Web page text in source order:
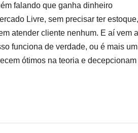
falando que ganha dinheiro
Livre, sem precisar ter estoque,
atender cliente nenhum. E aí vem a
funciona de verdade, ou é mais um
ótimos na teoria e decepcionam